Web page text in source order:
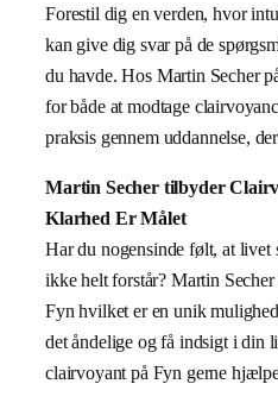
Forestil dig en verden, hvor
kan give dig svar på de
du havde. Hos Martin Secher
for både at modtage
praksis gennem uddannelse,
Martin Secher tilbyder
Klarhed Er Målet
Har du nogensinde følt, at livet
ikke helt forstår? Martin
Fyn hvilket er en unik
det åndelige og få indsigt i din
clairvoyant på Fyn gerne